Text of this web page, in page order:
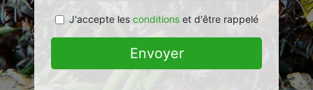
J'accepte les conditionset d'être rappelé
Envoyer